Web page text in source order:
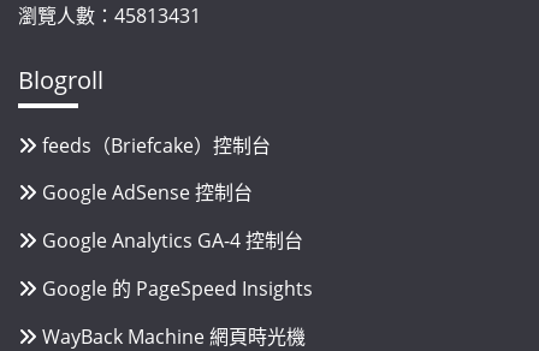
瀏覽人數：45813431
Blogroll
feeds（Briefcake）控制台
Google AdSense 控制台
Google Analytics GA-4 控制台
Google 的 PageSpeed Insights
WayBack Machine 網頁時光機